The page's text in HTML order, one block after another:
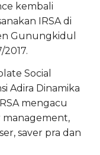
kembali
IRSA di
Gunungkidul
Social
Adira Dinamika
mengacu
management,
saver pra dan